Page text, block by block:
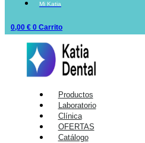
Mi Katia
0,00 € 0 Carrito
Productos
Laboratorio
Clínica
OFERTAS
Catálogo